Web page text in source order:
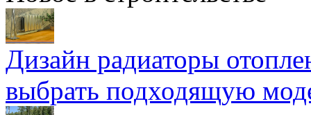
Дизайн радиаторы
выбрать подходящую